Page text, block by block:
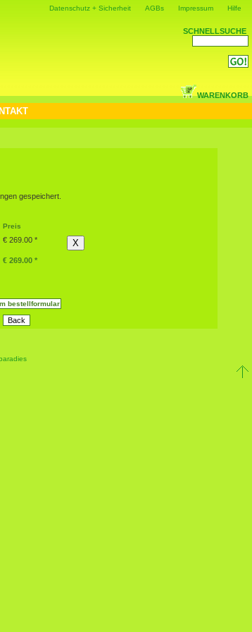
Datenschutz + Sicherheit AGBs Impressum Hilfe
SCHNELLSUCHE
WARENKORB
gespeichert.
Preis
€ 269.00 * X
€ 269.00 *